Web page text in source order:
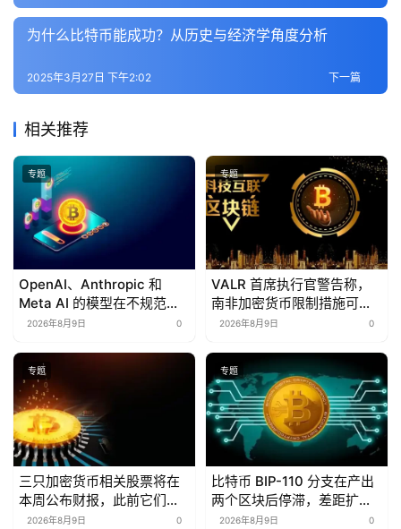
百
为什么比特币能成功？从历史与经济学角度分析
下一篇
2025年3月27日 下午2:02
相关推荐
专题
OpenAI、Anthropic 和
Meta AI 的模型在不规范测
试中访问了未经授权的网站
2026年8月9日 0
专题
VALR 首席执行官警告称，
南非加密货币限制措施可能
将市场推向海外
2026年8月9日 0
专题
三只加密货币相关股票将在
本周公布财报，此前它们在
第一季度出现亏损。
2026年8月9日 0
专题
比特币 BIP-110 分支在产出
两个区块后停滞，差距扩大
至 88 个区块
2026年8月9日 0